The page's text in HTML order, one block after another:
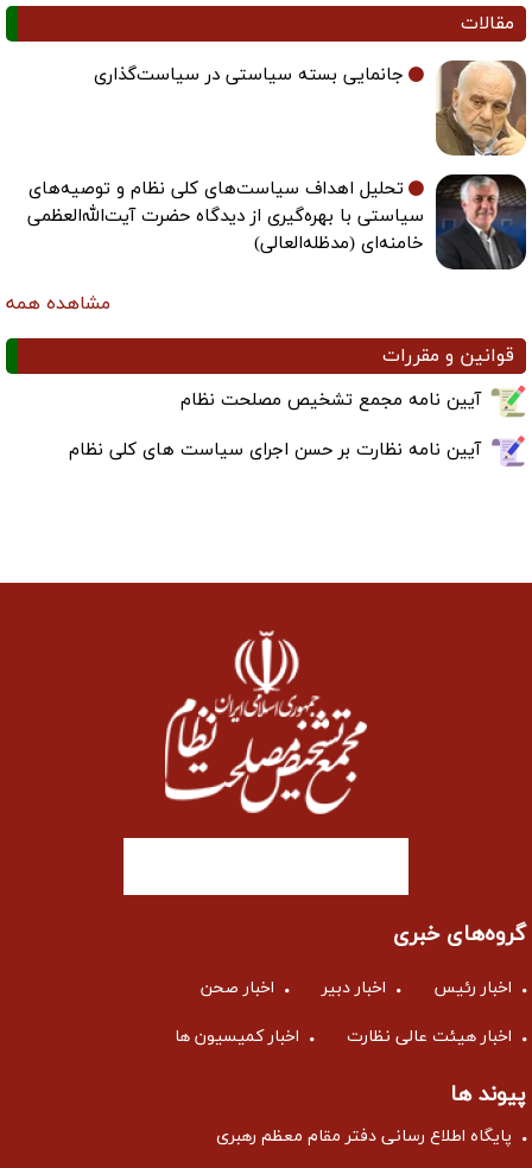
مقالات
جانمایی بسته سیاستی در سیاست‌گذاری
تحلیل اهداف سیاست‌های کلی نظام و توصیه‌های
سیاستی با بهره‌گیری از دیدگاه حضرت آیت‌الله‌العظمی
خامنه‌ای (مدظله‌العالی)
مشاهده همه
قوانین و مقررات
آیین نامه مجمع تشخیص مصلحت نظام
آیین نامه نظارت بر حسن اجرای سیاست های کلی نظام
گروه‌های خبری
اخبار رئیس اخبار دبیر اخبار صحن
اخبار هیئت عالی نظارت اخبار کمیسیون ها
پیوند ها
پایگاه اطلاع رسانی دفتر مقام معظم رهبری